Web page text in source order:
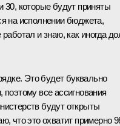
30, которые будут приняты
на исполнении бюджета,
и знаю, как иногда
Это будет буквально
все ассигнования
будут открыты
что это охватит примерно